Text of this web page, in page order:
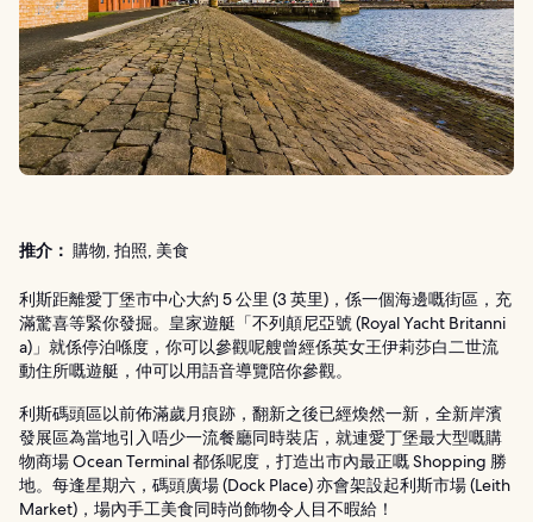
推介： 購物, 拍照, 美食
利斯距離愛丁堡市中心大約 5 公里 (3 英里)，係一個海邊嘅街區，充
滿驚喜等緊你發掘。皇家遊艇「不列顛尼亞號 (Royal Yacht Britanni
a)」就係停泊喺度，你可以參觀呢艘曾經係英女王伊莉莎白二世流
動住所嘅遊艇，仲可以用語音導覽陪你參觀。
利斯碼頭區以前佈滿歲月痕跡，翻新之後已經煥然一新，全新岸濱
發展區為當地引入唔少一流餐廳同時裝店，就連愛丁堡最大型嘅購
物商場 Ocean Terminal 都係呢度，打造出市內最正嘅 Shopping 勝
地。每逢星期六，碼頭廣場 (Dock Place) 亦會架設起利斯市場 (Leith
Market)，場內手工美食同時尚飾物令人目不暇給！